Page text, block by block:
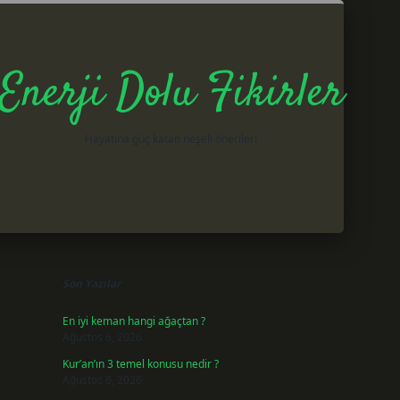
Dolu Fikirler
Son Yazılar
En iyi keman hangi ağaçtan ?
Ağustos 6, 2026
Kur’an’ın 3 temel konusu nedir ?
Ağustos 6, 2026